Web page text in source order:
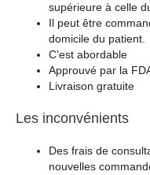
supérieure à celle
Il peut être
domicile du patient.
C’est abordable
Approuvé par la
Livraison gratuite
Les inconvénients
Des frais de
nouvelles